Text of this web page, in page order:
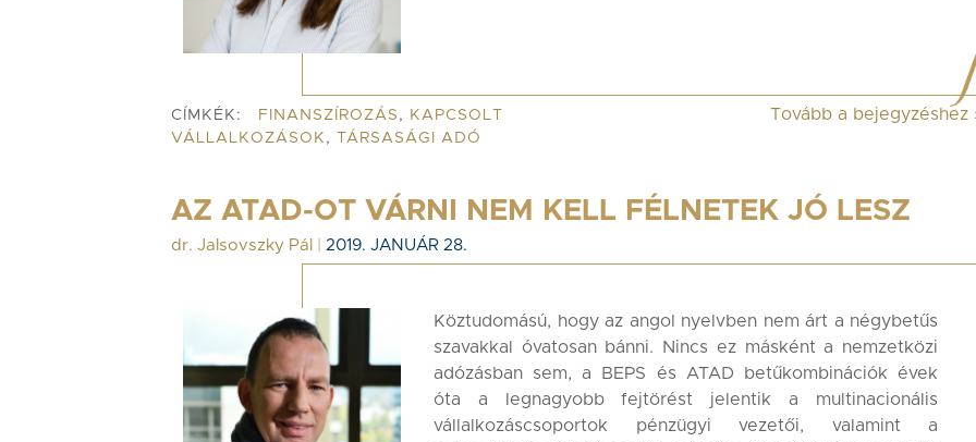
CÍMKÉK: FINANSZÍROZÁS ,
KAPCSOLT
VÁLLALKOZÁSOK , TÁRSASÁGI ADÓ
Tovább a bejegyzéshez
AZ ATAD-OT VÁRNI NEM KELL FÉLNETEK JÓ LESZ
dr. Jalsovszky Pál 2019. JANUÁR 28.
Köztudomású, hogy az angol nyelvben nem árt a négybetűs
szavakkal óvatosan bánni. Nincs ez másként a nemzetközi
adózásban sem, a BEPS és ATAD betűkombinációk évek
óta a legnagyobb fejtörést jelentik a multinacionális
vállalkozáscsoportok pénzügyi vezetői, valamint a